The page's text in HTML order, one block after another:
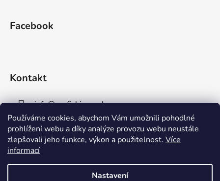
Používáme cookies, abychom Vám umožnili pohodlné
prohlížení webu a díky analýze provozu webu neustále
zlepšovali jeho funkce, výkon a použitelnost. Více
informací
Nastavení
Facebook
Kontakt
info@aaafishingpraha.cz
778 011 878